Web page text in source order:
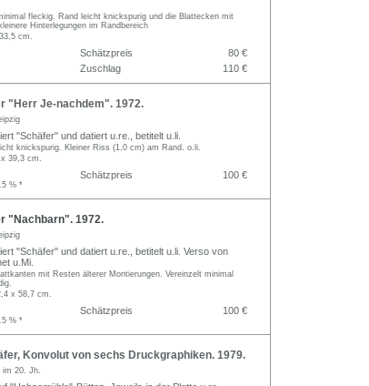
fleckig. Rand leicht knickspurig und die Blattecken mit
Hinterlegungen im Randbereich
cm.
Schätzpreis
80 €
Zuschlag
110 €
"Herr Je-nachdem". 1972.
"Schäfer" und datiert u.re., betitelt u.li.
knickspurig. Kleiner Riss (1,0 cm) am Rand. o.li.
39,3 cm.
Schätzpreis 100 €
% *
"Nachbarn". 1972.
"Schäfer" und datiert u.re., betitelt u.li. Verso von
u.Mi.
mit Resten älterer Montierungen. Vereinzelt minimal
x 58,7 cm.
Schätzpreis 100 €
% *
Konvolut von sechs Druckgraphiken. 1979.
im 20. Jh.